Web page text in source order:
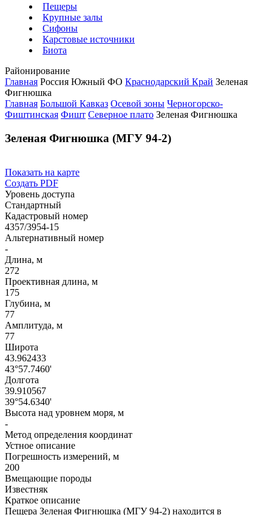
Пещеры
Крупные залы
Сифоны
Карстовые источники
Биота
Районирование
Главная Россия Южный ФО Краснодарский Край Зеленая
Фигнюшка
Главная Большой Кавказ Осевой зоны Черногорско-
Фиштинская Фишт Северное плато Зеленая Фигнюшка
Зеленая Фигнюшка (МГУ 94-2)
Показать на карте
Создать PDF
Уровень доступа
Стандартный
Кадастровый номер
4357/3954-15
Альтернативный номер
-
Длина, м
272
Проективная длина, м
175
Глубина, м
77
Амплитуда, м
77
Широта
43.962433
43°57.7460'
Долгота
39.910567
39°54.6340'
Высота над уровнем моря, м
-
Метод определения координат
Устное описание
Погрешность измерений, м
200
Вмещающие породы
Известняк
Краткое описание
Пещера Зеленая Фигнюшка (МГУ 94-2) находится в